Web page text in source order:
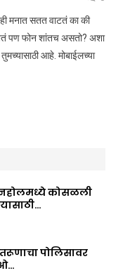
मनात सतत वाटतं का की
पण फोन शांतच असतो? अशा
आहे. मोबाईलच्या
कोसळली
पोलिसावर